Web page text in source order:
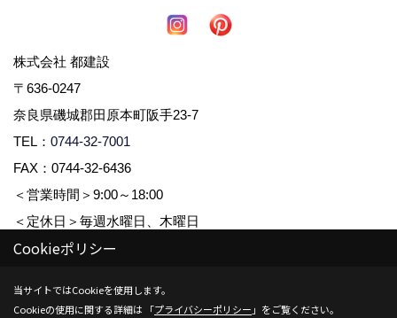
株式会社 都建設
〒636-0247
奈良県磯城郡田原本町阪手23-7
TEL： 0744-32-7001
FAX：0744-32-6436
＜営業時間＞9:00～18:00
＜定休日＞毎週水曜日、木曜日
Copyright (c) 株式会社都建設. All Rights Reserved.
Produced byゴデスクリエイト
Cookieポリシー
当サイトではCookieを使用します。
Cookieの使用に関する詳細は 「プライバシーポリシー 」をご覧ください。